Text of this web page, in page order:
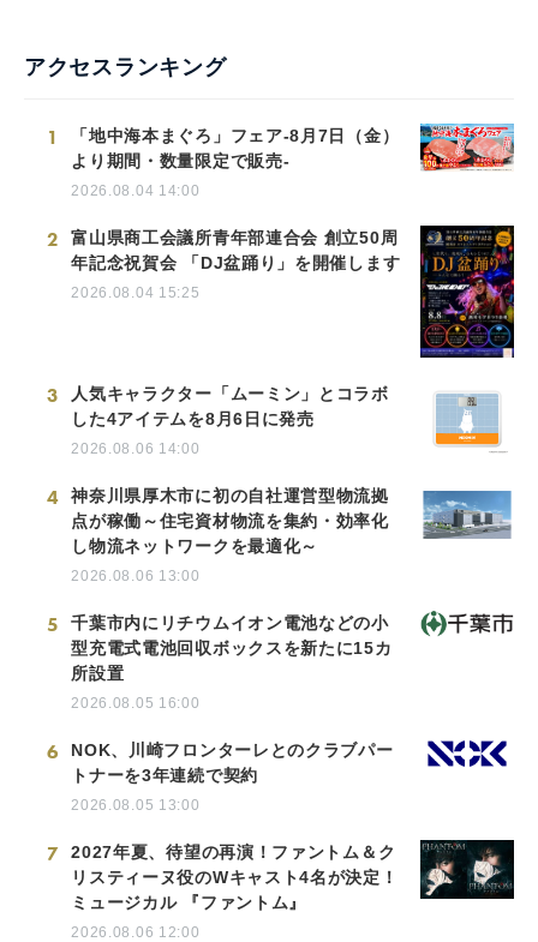
アクセスランキング
1
「地中海本まぐろ」フェア-8月7日（金）
より期間・数量限定で販売-
2026.08.04 14:00
2
富山県商工会議所青年部連合会 創立50周
年記念祝賀会 「DJ盆踊り」を開催します
2026.08.04 15:25
3
人気キャラクター「ムーミン」とコラボ
した4アイテムを8月6日に発売
2026.08.06 14:00
4
神奈川県厚木市に初の自社運営型物流拠
点が稼働～住宅資材物流を集約・効率化
し物流ネットワークを最適化～
2026.08.06 13:00
5
千葉市内にリチウムイオン電池などの小
型充電式電池回収ボックスを新たに15カ
所設置
2026.08.05 16:00
6
NOK、川崎フロンターレとのクラブパー
トナーを3年連続で契約
2026.08.05 13:00
7
2027年夏、待望の再演！ファントム＆ク
リスティーヌ役のWキャスト4名が決定！
ミュージカル 『ファントム』
2026.08.06 12:00